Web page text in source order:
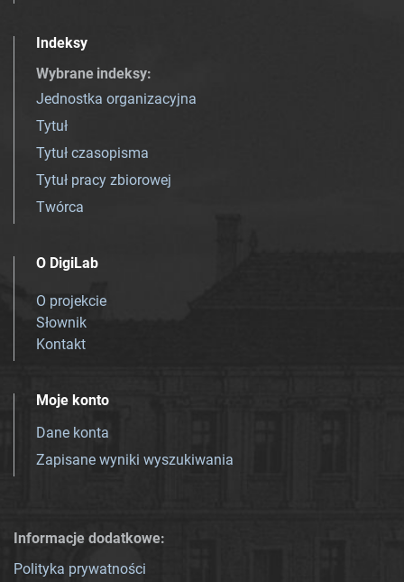
Indeksy
Wybrane indeksy:
Jednostka organizacyjna
Tytuł
Tytuł czasopisma
Tytuł pracy zbiorowej
Twórca
O DigiLab
O projekcie
Słownik
Kontakt
Moje konto
Dane konta
Zapisane wyniki wyszukiwania
Informacje dodatkowe:
Polityka prywatności